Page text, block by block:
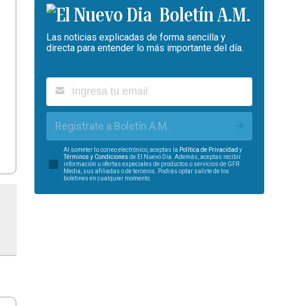
Boletín A.M.
Las noticias explicadas de forma sencilla y
directa para entender lo más importante del día.
Regístrate a Boletín A.M.
Al someter tu correo electrónico, aceptas la Política de Privacidad y
Términos y Condiciones de El Nuevo Día. Además, aceptas recibir
información u ofertas especiales de productos o servicios de GFR
Media, sus afiliadas o de terceros. Podrás optar salirte de los
boletines en cualquier momento.